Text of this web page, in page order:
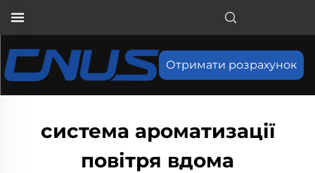
Отримати розрахунок
система ароматизації
повітря вдома